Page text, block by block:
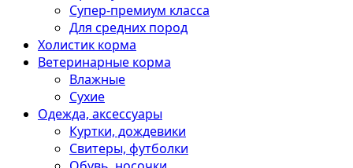
Супер-премиум класса
Для средних пород
Холистик корма
Ветеринарные корма
Влажные
Сухие
Одежда, аксессуары
Куртки, дождевики
Свитеры, футболки